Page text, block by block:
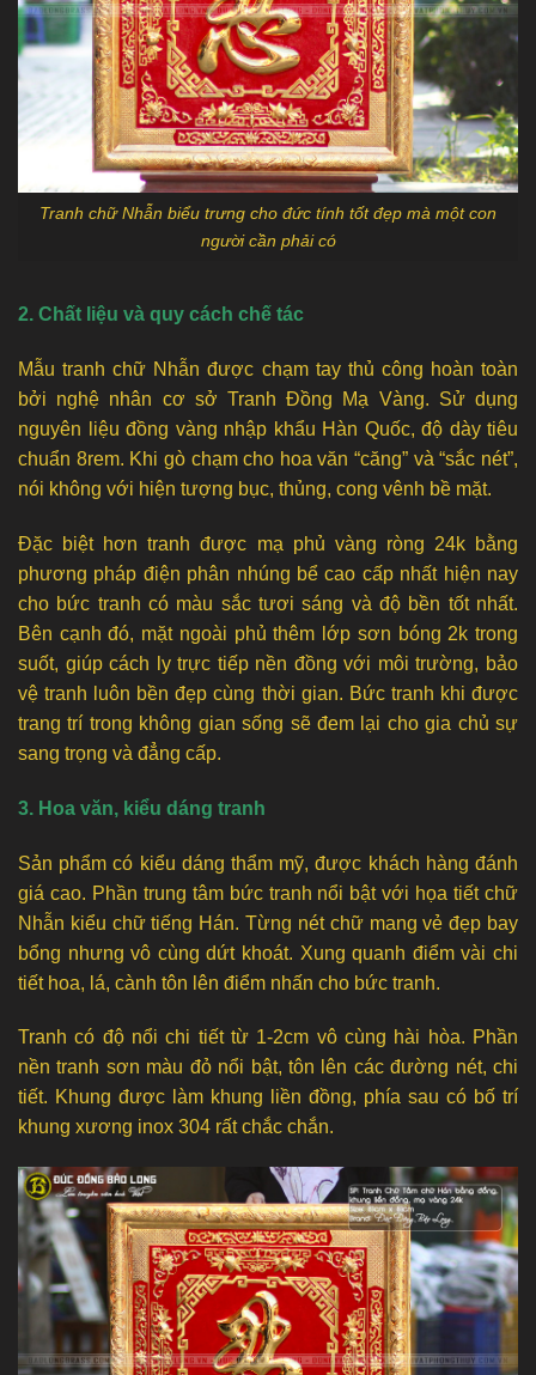
Tranh chữ Nhẫn biểu trưng cho đức tính tốt đẹp mà một con
người cần phải có
2. Chất liệu và quy cách chế tác
Mẫu tranh chữ Nhẫn được chạm tay thủ công hoàn toàn
bởi nghệ nhân cơ sở Tranh Đồng Mạ Vàng. Sử dụng
nguyên liệu đồng vàng nhập khẩu Hàn Quốc, độ dày tiêu
chuẩn 8rem. Khi gò chạm cho hoa văn “căng” và “sắc nét”,
nói không với hiện tượng bục, thủng, cong vênh bề mặt.
Đặc biệt hơn tranh được mạ phủ vàng ròng 24k bằng
phương pháp điện phân nhúng bể cao cấp nhất hiện nay
cho bức tranh có màu sắc tươi sáng và độ bền tốt nhất.
Bên cạnh đó, mặt ngoài phủ thêm lớp sơn bóng 2k trong
suốt, giúp cách ly trực tiếp nền đồng với môi trường, bảo
vệ tranh luôn bền đẹp cùng thời gian. Bức tranh khi được
trang trí trong không gian sống sẽ đem lại cho gia chủ sự
sang trọng và đẳng cấp.
3. Hoa văn, kiểu dáng tranh
Sản phẩm có kiểu dáng thẩm mỹ, được khách hàng đánh
giá cao. Phần trung tâm bức tranh nổi bật với họa tiết chữ
Nhẫn kiểu chữ tiếng Hán. Từng nét chữ mang vẻ đẹp bay
bổng nhưng vô cùng dứt khoát. Xung quanh điểm vài chi
tiết hoa, lá, cành tôn lên điểm nhấn cho bức tranh.
Tranh có độ nổi chi tiết từ 1-2cm vô cùng hài hòa. Phần
nền tranh sơn màu đỏ nổi bật, tôn lên các đường nét, chi
tiết. Khung được làm khung liền đồng, phía sau có bố trí
khung xương inox 304 rất chắc chắn.